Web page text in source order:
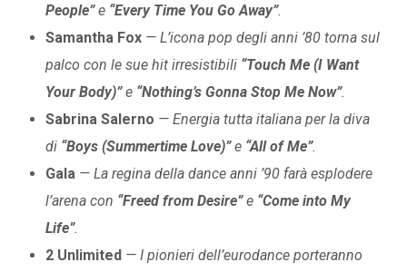
People”e “Every Time You Go Away”.
Samantha Fox — L’icona pop degli anni ’80 torna sul
palco con le sue hit irresistibili “Touch Me (I Want
Your Body)”e “Nothing’s Gonna Stop Me Now”.
Sabrina Salerno — Energia tutta italiana per la diva
di “Boys (Summertime Love)”e “All of Me”.
Gala — La regina della dance anni ’90 farà esplodere
l’arena con “Freed from Desire”e “Come into My
Life”.
2 Unlimited — I pionieri dell’eurodance porteranno